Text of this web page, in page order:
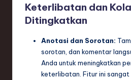
Keterlibatan dan
Ditingkatkan
Anotasi dan Sorotan:
sorotan, dan komentar
Anda untuk meningkatkan
keterlibatan. Fitur ini sangat